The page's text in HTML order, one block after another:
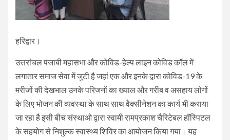
हरिद्वार।
उत्तरांचल पंजाबी महासभा और कोविड-हेल्प लाइन कोविड कॉल में
लगातार समाज सेवा में जुटी है जहां एक और इनके द्वारा कोविड-19 के
मरीजों की देखभाल उनके परिजनों का ख्याल और गरीब व असहाय लोगों
के लिए भोजन की व्यवस्था के साथ साथ वैक्सीनेशन का कार्य भी कराया
जा रहा है इसी बीच संस्थाओ द्वारा स्वामी रामप्रकाश चैरिटेबल हॉस्पिटल
के सहयोग से निशुल्क स्वास्थ्य शिविर का आयोजन किया गया। यह